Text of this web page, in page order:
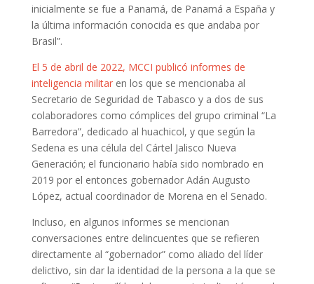
inicialmente se fue a Panamá, de Panamá a España y
la última información conocida es que andaba por
Brasil”.
El 5 de abril de 2022, MCCI publicó informes de
inteligencia militaren los que se mencionaba al
Secretario de Seguridad de Tabasco y a dos de sus
colaboradores como cómplices del grupo criminal “La
Barredora”, dedicado al huachicol, y que según la
Sedena es una célula del Cártel Jalisco Nueva
Generación; el funcionario había sido nombrado en
2019 por el entonces gobernador Adán Augusto
López, actual coordinador de Morena en el Senado.
Incluso, en algunos informes se mencionan
conversaciones entre delincuentes que se refieren
directamente al “gobernador” como aliado del líder
delictivo, sin dar la identidad de la persona a la que se